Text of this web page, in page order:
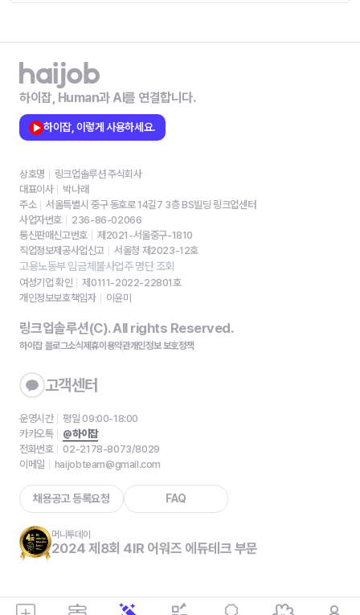
하이잡, Human과 AI를 연결합니다.
하이잡, 이렇게 사용하세요.
상호명
링크업솔루션 주식회사
대표이사
박나래
주소
서울특별시 중구 동호로 14길7 3층 BS빌딩 링크업센터
사업자번호
236-86-02066
통신판매신고번호
제2021-서울중구-1810
직업정보제공사업신고
서울청 제2023-12호
고용노동부 임금체불사업주 명단 조회
여성기업 확인
제0111-2022-22801호
개인정보보호책임자
이윤미
링크업솔루션(C). All rights Reserved.
하이잡 블로그소식제휴이용약관개인정보 보호정책
고객센터
운영시간
평일 09:00-18:00
카카오톡
@하이잡
전화번호
02-2178-8073/8029
이메일
haijobteam@gmail.com
채용공고 등록요청 FAQ
머니투데이
2024 제8회 4IR 어워즈 에듀테크 부문